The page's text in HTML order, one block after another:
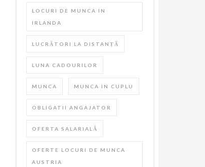
LOCURI DE MUNCA IN
IRLANDA
LUCRĂTORI LA DISTANȚĂ
LUNA CADOURILOR
MUNCA MUNCA IN CUPLU
OBLIGATII ANGAJATOR
OFERTA SALARIALĂ
OFERTE LOCURI DE MUNCA
AUSTRIA